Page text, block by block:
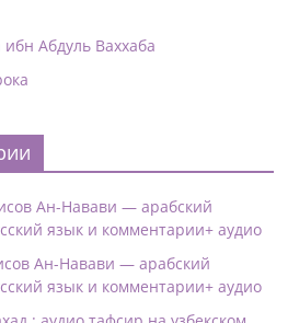
Абдуль Ваххаба
Ан-Навави — арабский
язык и комментарии+ аудио
Ан-Навави — арабский
язык и комментарии+ аудио